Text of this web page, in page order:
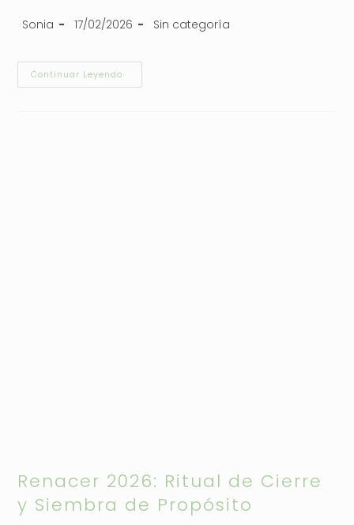
Sonia 17/02/2026 Sin categoría
Continuar Leyendo
Renacer 2026: Ritual de Cierre
y Siembra de Propósito